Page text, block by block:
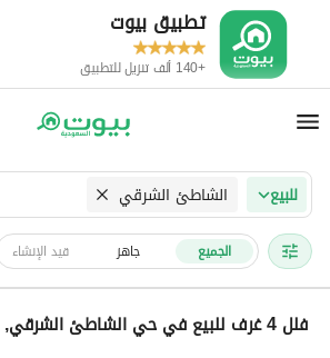
تطبيق بيوت
+140 ألف تنزيل للتطبيق
للبيع الشاطئ الشرقي
الجميع جاهز قيد الإنشاء
فلل 4 غرف للبيع في حي الشاطئ الشرقي, الدمام